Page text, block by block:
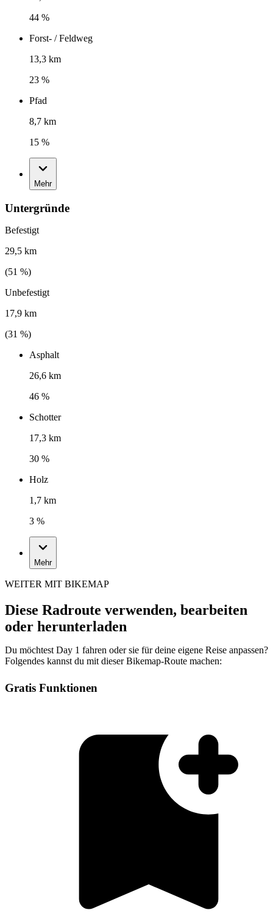
44 %
Forst- / Feldweg
13,3 km
23 %
Pfad
8,7 km
15 %
Mehr
Untergründe
Befestigt
29,5 km
(51 %)
Unbefestigt
17,9 km
(31 %)
Asphalt
26,6 km
46 %
Schotter
17,3 km
30 %
Holz
1,7 km
3 %
Mehr
WEITER MIT BIKEMAP
Diese Radroute verwenden, bearbeiten
oder herunterladen
Du möchtest Day 1 fahren oder sie für deine eigene Reise anpassen?
Folgendes kannst du mit dieser Bikemap-Route machen:
Gratis Funktionen